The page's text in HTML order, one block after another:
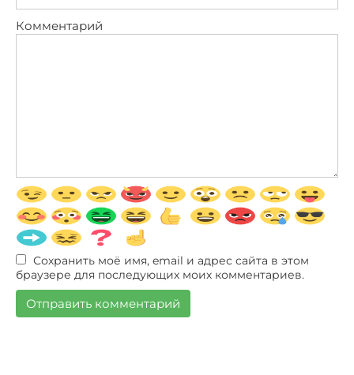
Комментарий
Сохранить моё имя, email и адрес сайта в этом
браузере для последующих моих комментариев.